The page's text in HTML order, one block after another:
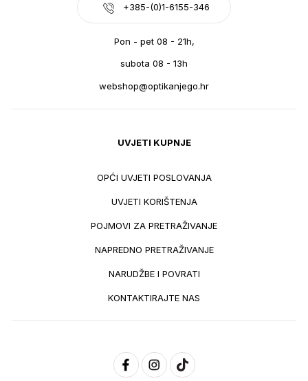
+385-(0)1-6155-346
Pon - pet 08 - 21h,
subota 08 - 13h
webshop@optikanjego.hr
UVJETI KUPNJE
OPĆI UVJETI POSLOVANJA
UVJETI KORIŠTENJA
POJMOVI ZA PRETRAŽIVANJE
NAPREDNO PRETRAŽIVANJE
NARUDŽBE I POVRATI
KONTAKTIRAJTE NAS